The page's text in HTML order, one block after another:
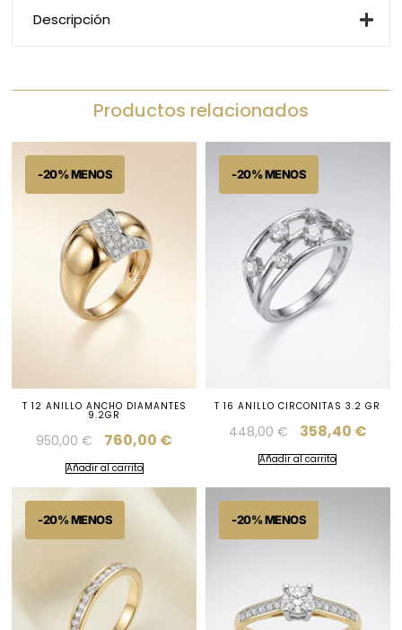
Descripción
Productos relacionados
T 12 ANILLO ANCHO DIAMANTES
9.2GR
950,00€ 760,00 €
Añadir al carrito
T 16 ANILLO CIRCONITAS 3.2 GR
448,00 € 358,40 €
Añadir al carrito